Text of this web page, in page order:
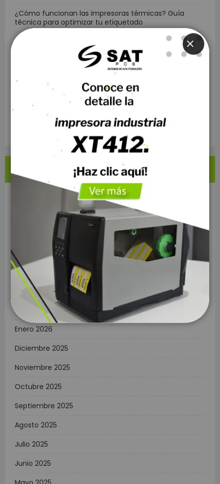
¿Cómo funcionan las impresoras térmicas? Guía
técnica para optimizar tu etiquetado
Térmica directa vs. transferencia térmica: ¿Cuál es el
estándar que requiere tu operación?
Cómo elegir etiquetas térmicas: Guía técnica según tu
aplicación operativa
Impresora térmica SAT Q78T: ventajas, características
y por qué es ideal para tu punto de venta
Etiquetas térmicas para impresoras móviles: eficiencia
y movilidad en la gestión de inventario y logística
Abril 2026
Marzo 2026
Febrero 2026
Enero 2026
Diciembre 2025
Noviembre 2025
Octubre 2025
Septiembre 2025
Agosto 2025
Julio 2025
Junio 2025
CLOSE